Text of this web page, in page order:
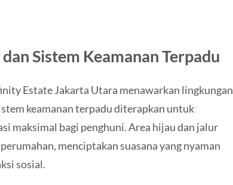
Sistem Keamanan Terpadu
Estate Jakarta Utara menawarkan lingkungan
keamanan terpadu diterapkan untuk
maksimal bagi penghuni. Area hijau dan jalur
menciptakan suasana yang nyaman
sosial.